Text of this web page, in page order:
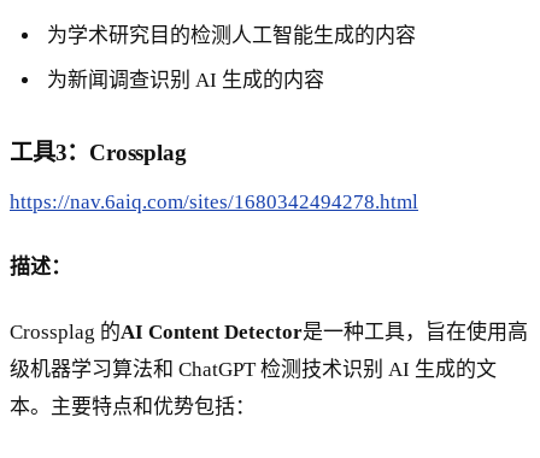
为学术研究目的检测人工智能生成的内容
为新闻调查识别 AI 生成的内容
工具3：Crossplag
https://nav.6aiq.com/sites/1680342494278.html
描述：
Crossplag 的AI Content Detector是一种工具，旨在使用高
级机器学习算法和 ChatGPT 检测技术识别 AI 生成的文
本。主要特点和优势包括：